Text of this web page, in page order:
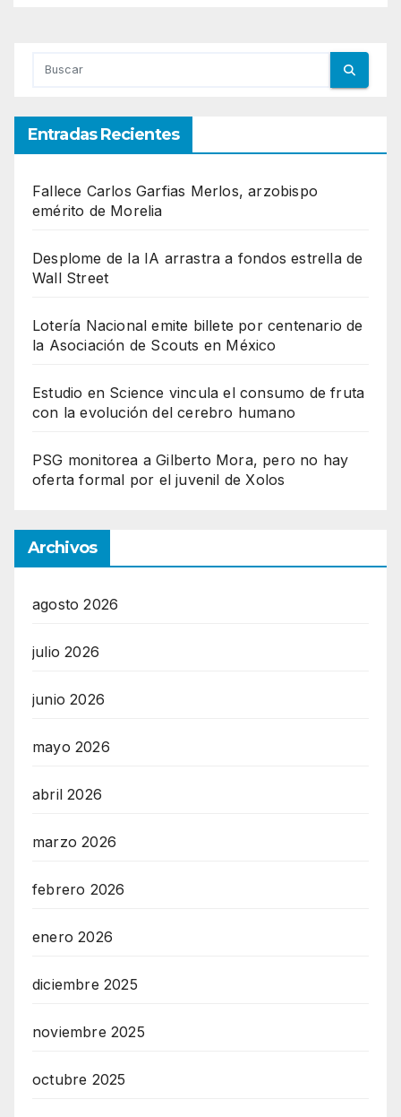
Entradas Recientes
Fallece Carlos Garfias Merlos, arzobispo
emérito de Morelia
Desplome de la IA arrastra a fondos estrella de
Wall Street
Lotería Nacional emite billete por centenario de
la Asociación de Scouts en México
Estudio en Science vincula el consumo de fruta
con la evolución del cerebro humano
PSG monitorea a Gilberto Mora, pero no hay
oferta formal por el juvenil de Xolos
Archivos
agosto 2026
julio 2026
junio 2026
mayo 2026
abril 2026
marzo 2026
febrero 2026
enero 2026
diciembre 2025
noviembre 2025
octubre 2025